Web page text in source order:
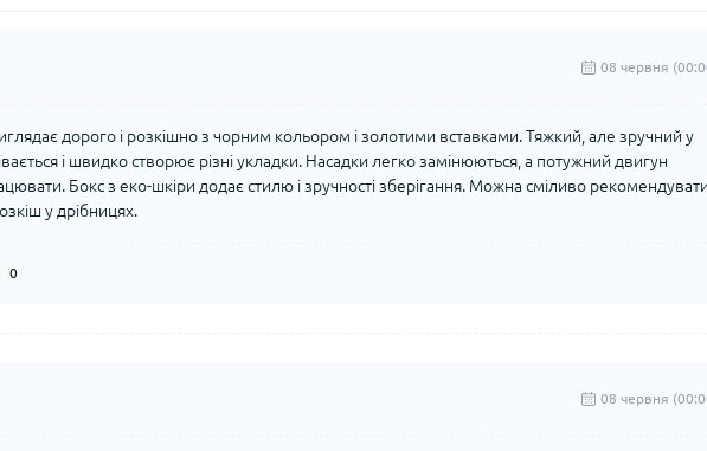
08 червня
дорого і розкішно з чорним кольором і золотими вставками. Тяжкий, але зручний у
і швидко створює різні укладки. Насадки легко замінюються, а потужний двигун
Бокс з еко-шкіри додає стилю і зручності зберігання. Можна сміливо
у дрібницях.
0
08 червня